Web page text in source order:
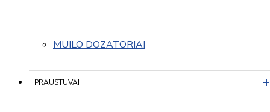
MUILO DOZATORIAI
PRAUSTUVAI